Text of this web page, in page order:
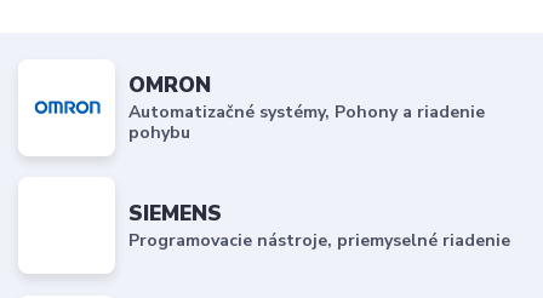
OMRON
Automatizačné systémy, Pohony a riadenie
pohybu
SIEMENS
Programovacie nástroje, priemyselné riadenie